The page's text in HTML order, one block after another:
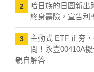
2
哈日族的日圓新出
終身壽險，宣告利
3
主動式 ETF 正夯
問！永豐00410A
親自解答